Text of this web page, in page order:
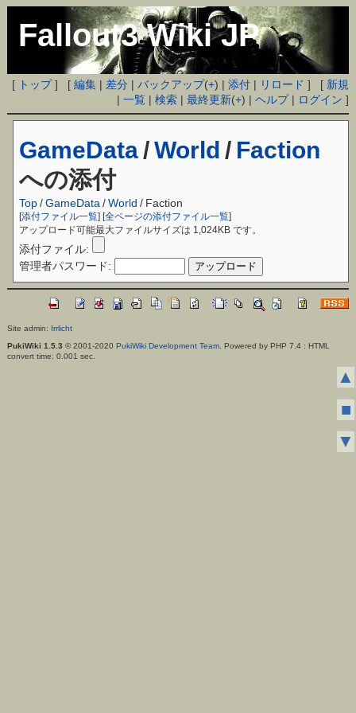
Fallout3 Wiki JP
[ トップ] [編集 | 差分 |バックアップ(+) |添付 | リロード ] [ 新規
|一覧 |検索 |最終更新(+) |ヘルプ| ログイン ]
GameData /World / Faction
への添付
Top /GameData /World / Faction
[添付ファイル一覧] [全ページの添付ファイル一覧]
アップロード可能最大ファイルサイズは 1,024KB です。
添付ファイル:
管理者パスワード:
Site admin: Irrlicht
PukiWiki 1.5.3 © 2001-2020 PukiWiki Development Team. Powered by PHP 7.4 : HTML
convert time: 0.001 sec.
▲
■
▼